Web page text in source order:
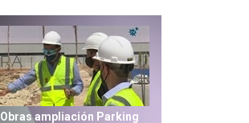
Obras ampliación Parking